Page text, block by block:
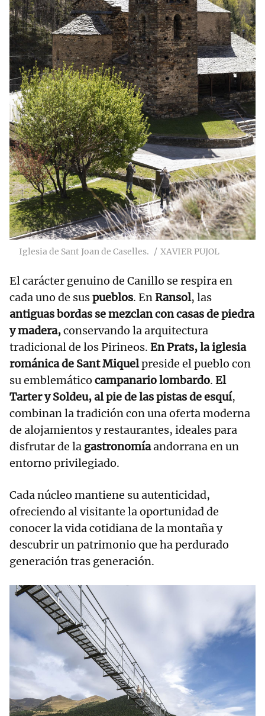
Iglesia de Sant Joan de Caselles. XAVIER PUJOL
El carácter genuino de Canillo se respira en
cada uno de suspueblos. EnRansol, las
antiguas bordas se mezclan con casas de piedra
y madera,conservando la arquitectura
tradicional de los Pirineos. En Prats, la iglesia
románica de Sant Miquelpreside el pueblo con
su emblemático campanario lombardo. El
Tarter y Soldeu, al pie de las pistas de esquí,
combinan la tradición con una oferta moderna
de alojamientos y restaurantes, ideales para
disfrutar de la gastronomíaandorrana en un
entorno privilegiado.
Cada núcleo mantiene su autenticidad,
ofreciendo al visitante la oportunidad de
conocer la vida cotidiana de la montaña y
descubrir un patrimonio que ha perdurado
generación tras generación.